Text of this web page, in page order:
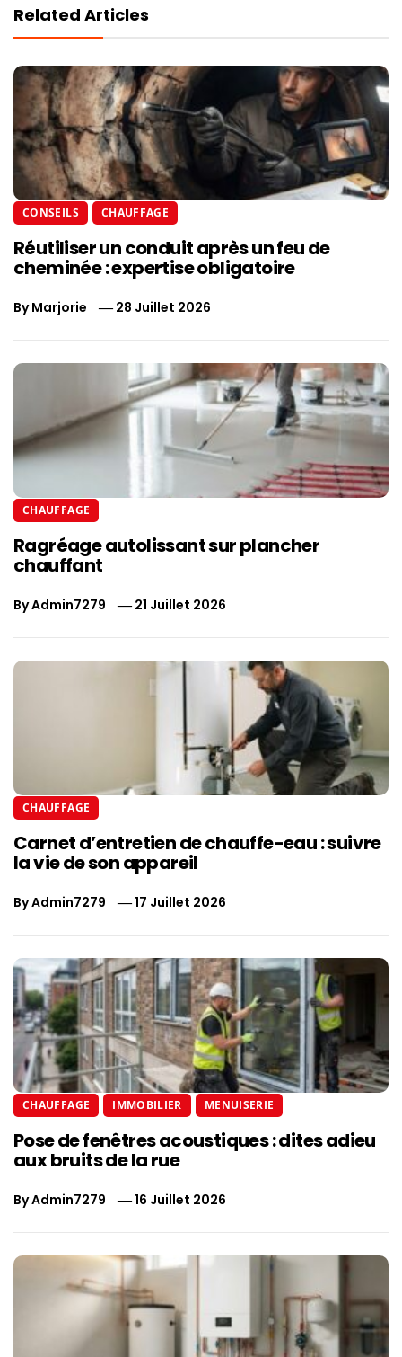
Related Articles
CONSEILS CHAUFFAGE
Réutiliser un conduit après un feu de
cheminée : expertise obligatoire
ByMarjorie 28 Juillet 2026
CHAUFFAGE
Ragréage autolissant sur plancher
chauffant
ByAdmin7279 21 Juillet 2026
CHAUFFAGE
Carnet d’entretien de chauffe-eau : suivre
la vie de son appareil
ByAdmin7279 17 Juillet 2026
CHAUFFAGE IMMOBILIER MENUISERIE
Pose de fenêtres acoustiques : dites adieu
aux bruits de la rue
ByAdmin7279 16 Juillet 2026